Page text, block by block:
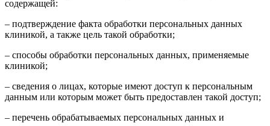
содержащей:
– подтверждение факта обработки персональных данных
клиникой, а также цель такой обработки;
– способы обработки персональных данных, применяемые
клиникой;
– сведения о лицах, которые имеют доступ к персональным
данным или которым может быть предоставлен такой доступ;
– перечень обрабатываемых персональных данных и